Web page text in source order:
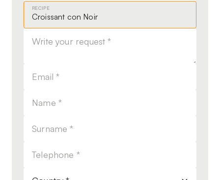
RECIPE